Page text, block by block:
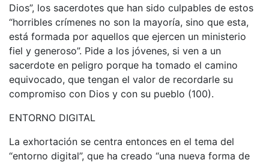
Dios”, los sacerdotes que han sido culpables de estos
“horribles crímenes no son la mayoría, sino que esta,
está formada por aquellos que ejercen un ministerio
fiel y generoso”. Pide a los jóvenes, si ven a un
sacerdote en peligro porque ha tomado el camino
equivocado, que tengan el valor de recordarle su
compromiso con Dios y con su pueblo (100).
ENTORNO DIGITAL
La exhortación se centra entonces en el tema del
“entorno digital”, que ha creado “una nueva forma de